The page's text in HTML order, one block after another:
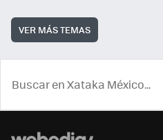
VER MÁS TEMAS